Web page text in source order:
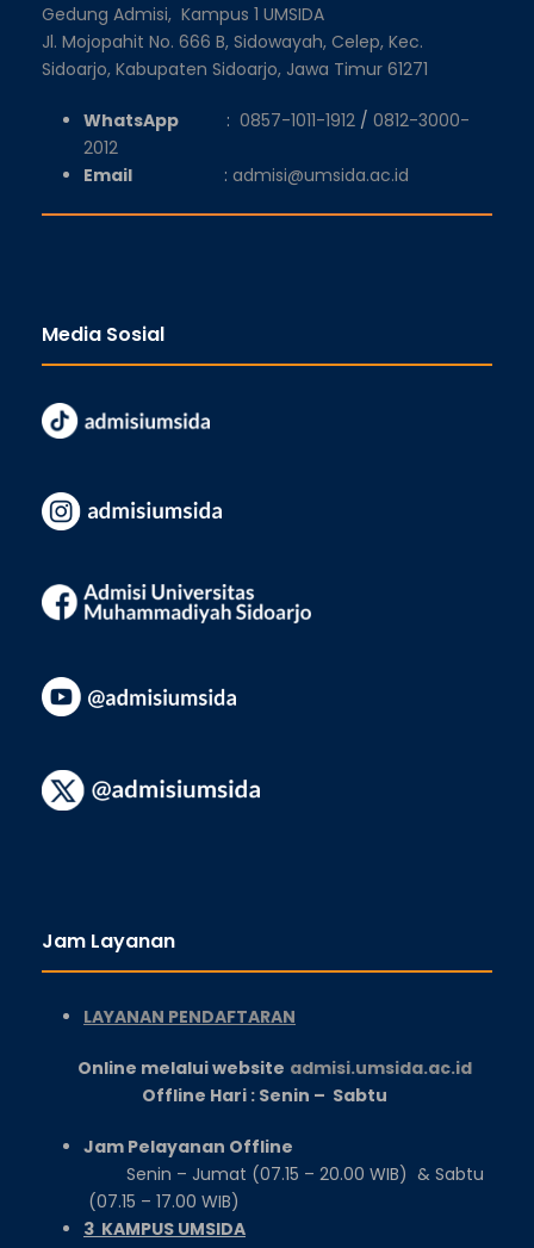
Gedung Admisi, Kampus 1 UMSIDA
Jl. Mojopahit No. 666 B, Sidowayah, Celep, Kec.
Sidoarjo, Kabupaten Sidoarjo, Jawa Timur 61271
WhatsApp : 0857-1011-1912 / 0812-3000-
2012
Email
: admisi@umsida.ac.id
Media Sosial
Jam Layanan
LAYANAN PENDAFTARAN
Online melalui website admisi.umsida.ac.id
Offline Hari : Senin – Sabtu
Jam Pelayanan Offline
Senin – Jumat (07.15 – 20.00 WIB) & Sabtu
(07.15 – 17.00 WIB)
3 KAMPUS UMSIDA